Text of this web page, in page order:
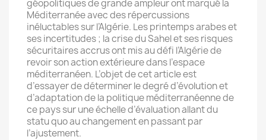
géopolitiques de grande ampleur ont marqué la
Méditerranée avec des répercussions
inéluctables sur l’Algérie. Les printemps arabes et
ses incertitudes ; la crise du Sahel et ses risques
sécuritaires accrus ont mis au défi l’Algérie de
revoir son action extérieure dans l’espace
méditerranéen. L’objet de cet article est
d’essayer de déterminer le degré d’évolution et
d’adaptation de la politique méditerranéenne de
ce pays sur une échelle d’évaluation allant du
statu quo au changement en passant par
l’ajustement.